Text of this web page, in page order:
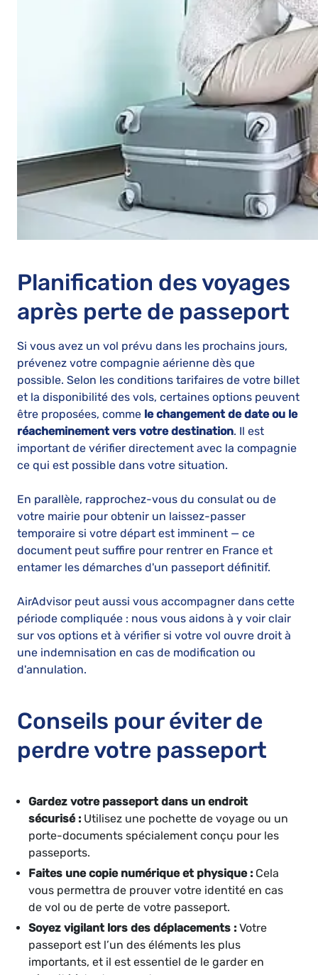
Planification des voyages
après perte de passeport
Si vous avez un vol prévu dans les prochains jours,
prévenez votre compagnie aérienne dès que
possible. Selon les conditions tarifaires de votre billet
et la disponibilité des vols, certaines options peuvent
être proposées, comme le changement de date ou le
réacheminement vers votre destination. Il est
important de vérifier directement avec la compagnie
ce qui est possible dans votre situation.
En parallèle, rapprochez-vous du consulat ou de
votre mairie pour obtenir un laissez-passer
temporaire si votre départ est imminent — ce
document peut suffire pour rentrer en France et
entamer les démarches d'un passeport définitif.
AirAdvisor peut aussi vous accompagner dans cette
période compliquée : nous vous aidons à y voir clair
sur vos options et à vérifier si votre vol ouvre droit à
une indemnisation en cas de modification ou
d'annulation.
Conseils pour éviter de
perdre votre passeport
Gardez votre passeport dans un endroit
sécurisé : Utilisez une pochette de voyage ou un
porte-documents spécialement conçu pour les
passeports.
Faites une copie numérique et physique : Cela
vous permettra de prouver votre identité en cas
de vol ou de perte de votre passeport.
Soyez vigilant lors des déplacements : Votre
passeport est l’un des éléments les plus
importants, et il est essentiel de le garder en